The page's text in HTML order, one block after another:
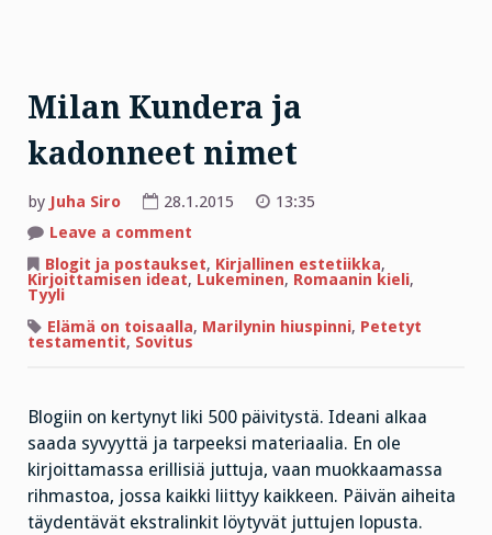
Milan Kundera ja
kadonneet nimet
by Juha Siro 28.1.2015
13:35
Leave a comment
Kundera
ja
Blogit ja postaukset, Kirjallinen estetiikka,
Kirjoittamisen ideat, Lukeminen, Romaanin kieli,
Tyyli
Elämä on toisaalla, Marilynin hiuspinni, Petetyt
testamentit, Sovitus
Blogiin on kertynyt liki 500 päivitystä. Ideani alkaa
saada syvyyttä ja tarpeeksi materiaalia. En ole
kirjoittamassa erillisiä juttuja, vaan muokkaamassa
rihmastoa, jossa kaikki liittyy kaikkeen. Päivän aiheita
täydentävät ekstralinkit löytyvät juttujen lopusta.